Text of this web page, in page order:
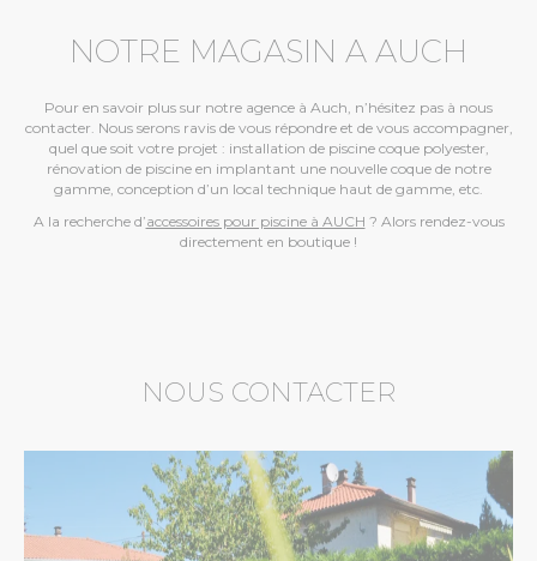
NOTRE MAGASIN A AUCH
Pour en savoir plus sur notre agence à Auch, n’hésitez pas à nous
contacter. Nous serons ravis de vous répondre et de vous accompagner,
quel que soit votre projet : installation de piscine coque polyester,
rénovation de piscine en implantant une nouvelle coque de notre
gamme, conception d’un local technique haut de gamme, etc.
A la recherche d’accessoires pour piscine à AUCH ? Alors rendez-vous
directement en boutique !
NOUS CONTACTER